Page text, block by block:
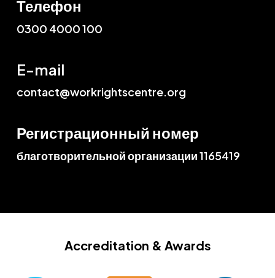
Телефон
0300 4000 100
E-mail
contact@workrightscentre.org
Регистрационный номер
благотворительной организации 1165419
Accreditation & Awards